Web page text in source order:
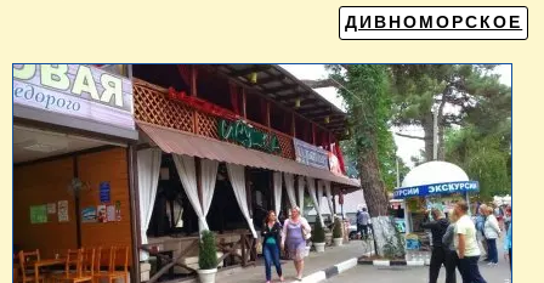
ДИВНОМОРСКОЕ